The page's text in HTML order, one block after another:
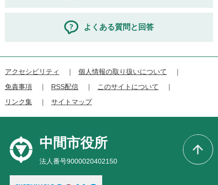
よくある質問と回答
アクセシビリティ
個人情報の取り扱いについて
免責事項
RSS配信
このサイトについて
リンク集
サイトマップ
中間市役所
法人番号9000020402150